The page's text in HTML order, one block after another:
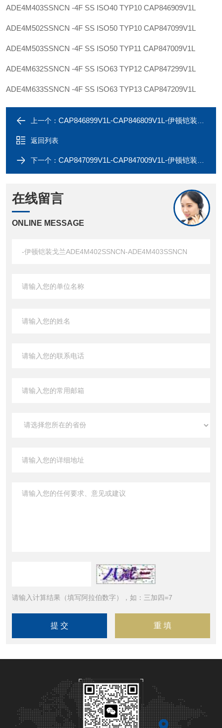
ADE4M403SSNCN -4F SS ISO40 TYP10 CAP846909V1L
ADE4M502SSNCN -4F SS ISO50 TYP10 CAP847099V1L
ADE4M503SSNCN -4F SS ISO50 TYP11 CAP847009V1L
ADE4M632SSNCN -4F SS ISO63 TYP12 CAP847299V1L
ADE4M633SSNCN -4F SS ISO63 TYP13 CAP847209V1L
上一个： CAP846899V1L-CAP846809V1L-伊顿铠装戈兰ADE4M322SSNCN-ADE4M323SSNCN
返回列表
下一个： CAP847099V1L-CAP847009V1L-伊顿铠装戈兰ADE4M502SSNCN-ADE4M503SSNCN
在线留言
ONLINE MESSAGE
请输入计算结果（填写阿拉伯数字），如：三加四=7